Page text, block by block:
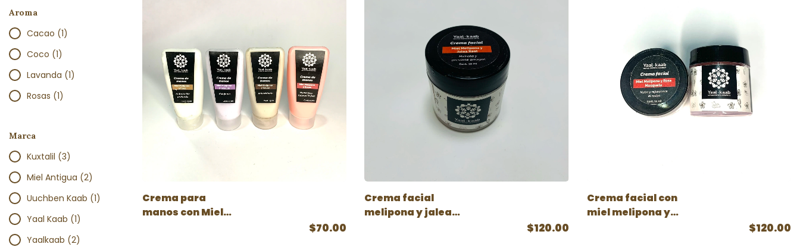
Aroma
Cacao (1)
Coco (1)
Lavanda (1)
Rosas (1)
Marca
Kuxtalil (3)
Miel Antigua (2)
Uuchben Kaab (1)
Yaal Kaab (1)
Yaalkaab (2)
Crema para
manos con Miel
$70.00
Crema facial
melipona y jalea
$120.00
Crema facial con
miel melipona y
$120.00